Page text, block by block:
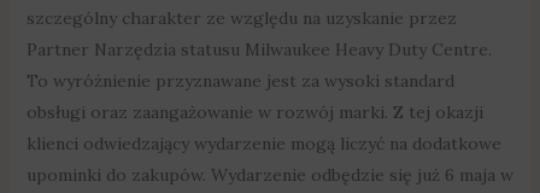
szczególny charakter ze względu na uzyskanie przez
Partner Narzędzia statusu Milwaukee Heavy Duty Centre.
To wyróżnienie przyznawane jest za wysoki standard
obsługi oraz zaangażowanie w rozwój marki. Z tej okazji
klienci odwiedzający wydarzenie mogą liczyć na dodatkowe
upominki do zakupów. Wydarzenie odbędzie się już 6 maja w